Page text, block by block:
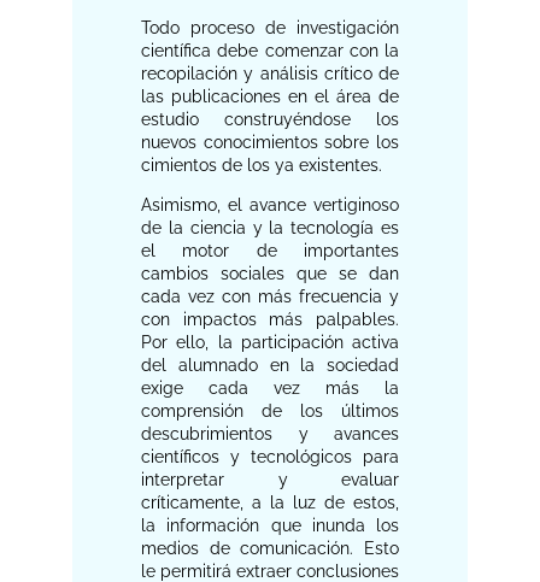
Todo proceso de investigación
científica debe comenzar con la
recopilación y análisis crítico de
las publicaciones en el área de
estudio construyéndose los
nuevos conocimientos sobre los
cimientos de los ya existentes.
Asimismo, el avance vertiginoso
de la ciencia y la tecnología es
el motor de importantes
cambios sociales que se dan
cada vez con más frecuencia y
con impactos más palpables.
Por ello, la participación activa
del alumnado en la sociedad
exige cada vez más la
comprensión de los últimos
descubrimientos y avances
científicos y tecnológicos para
interpretar y evaluar
críticamente, a la luz de estos,
la información que inunda los
medios de comunicación. Esto
le permitirá extraer conclusiones